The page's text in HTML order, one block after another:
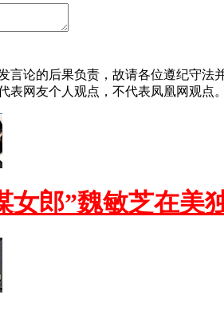
言论的后果负责，故请各位遵纪守法
表网友个人观点，不代表凤凰网观点。
女郎”魏敏芝在美